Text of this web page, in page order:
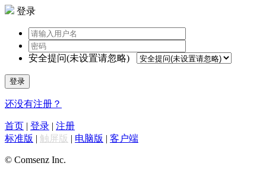
登录
安全提问(未设置请忽略)
登录
还没有注册？
首页 | 登录 | 注册
标准版 | 触屏版 | 电脑版 | 客户端
© Comsenz Inc.